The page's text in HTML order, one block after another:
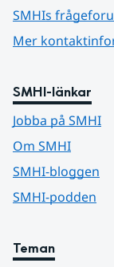
SMHIs
Mer
SMHI-länkar
Jobba på SMHI
Om SMHI
SMHI-bloggen
SMHI-podden
Teman